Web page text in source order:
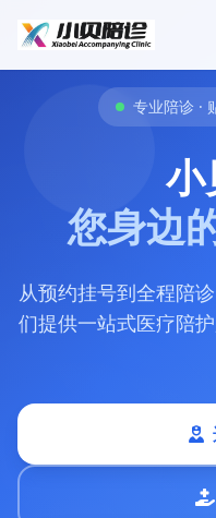
专业陪诊 ·
小
您身边
从预约挂号到全程陪
们提供一站式医疗陪